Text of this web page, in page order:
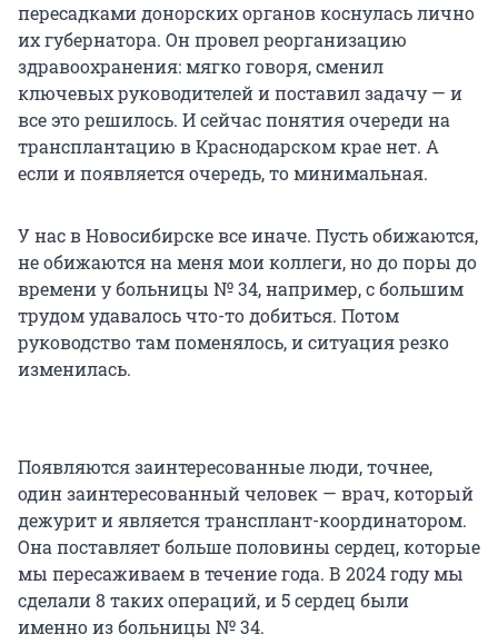
пересадками донорских органов коснулась лично
их губернатора. Он провел реорганизацию
здравоохранения: мягко говоря, сменил
ключевых руководителей и поставил задачу — и
все это решилось. И сейчас понятия очереди на
трансплантацию в Краснодарском крае нет. А
если и появляется очередь, то минимальная.
У нас в Новосибирске все иначе. Пусть обижаются,
не обижаются на меня мои коллеги, но до поры до
времени у больницы № 34, например, с большим
трудом удавалось что-то добиться. Потом
руководство там поменялось, и ситуация резко
изменилась.
Появляются заинтересованные люди, точнее,
один заинтересованный человек — врач, который
дежурит и является трансплант-координатором.
Она поставляет больше половины сердец, которые
мы пересаживаем в течение года. В 2024 году мы
сделали 8 таких операций, и 5 сердец были
именно из больницы № 34.